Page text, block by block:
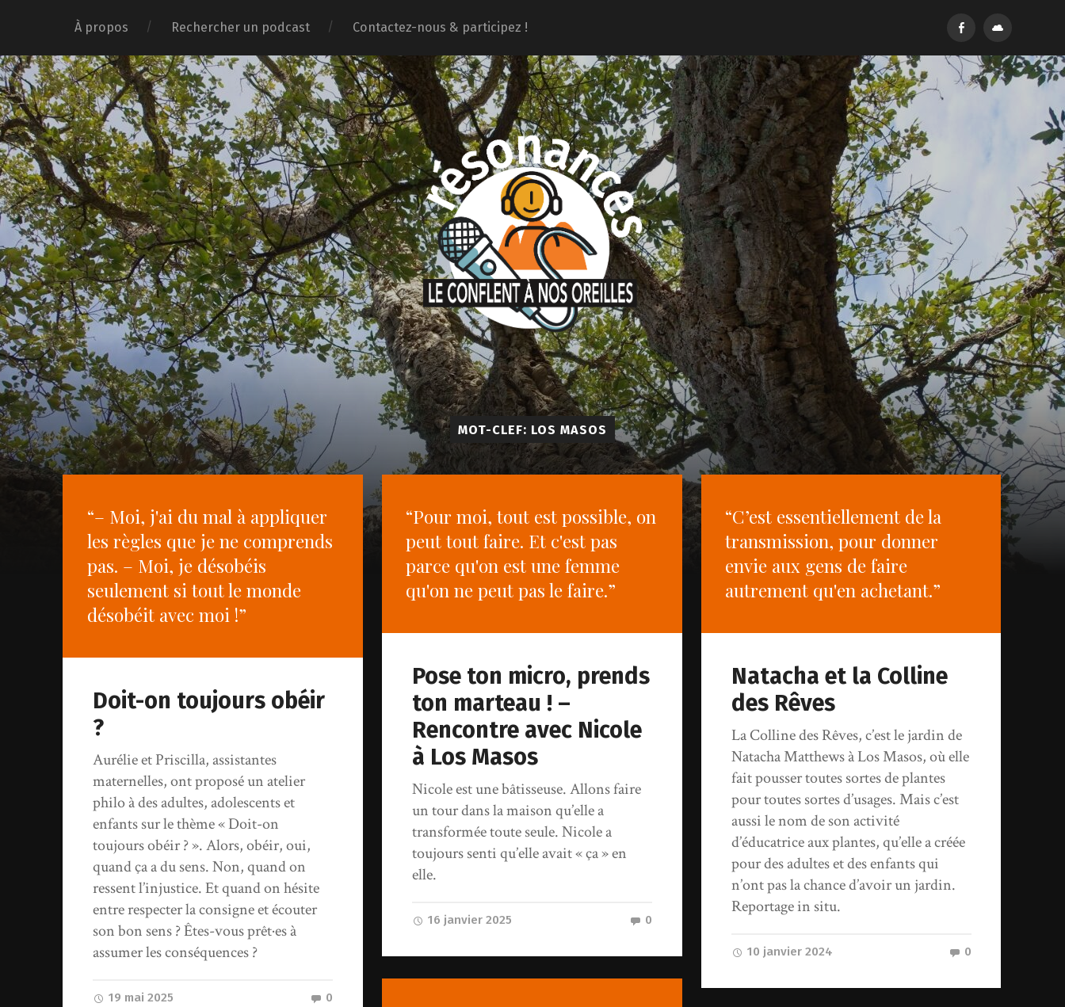
À propos Rechercher un podcast Contactez-nous & participez !
MOT-CLEF: LOS MASOS
“– Moi, j'ai du mal à appliquer
les règles que je ne comprends
pas. – Moi, je désobéis
seulement si tout le monde
désobéit avec moi !”
Doit-on toujours obéir
?
Aurélie et Priscilla, assistantes
maternelles, ont proposé un atelier
philo à des adultes, adolescents et
enfants sur le thème « Doit-on
toujours obéir ? ». Alors, obéir, oui,
quand ça a du sens. Non, quand on
ressent l’injustice. Et quand on hésite
entre respecter la consigne et écouter
son bon sens ? Êtes-vous prêt·es à
assumer les conséquences ?
19 mai 2025 0
“Pour moi, tout est possible, on
peut tout faire. Et c'est pas
parce qu'on est une femme
qu'on ne peut pas le faire.”
Pose ton micro, prends
ton marteau ! –
Rencontre avec Nicole
à Los Masos
Nicole est une bâtisseuse. Allons faire
un tour dans la maison qu’elle a
transformée toute seule. Nicole a
toujours senti qu’elle avait « ça » en
elle.
16 janvier 2025 0
“C’est essentiellement de la
transmission, pour donner
envie aux gens de faire
autrement qu'en achetant.”
Natacha et la Colline
des Rêves
La Colline des Rêves, c’est le jardin de
Natacha Matthews à Los Masos, où elle
fait pousser toutes sortes de plantes
pour toutes sortes d’usages. Mais c’est
aussi le nom de son activité
d’éducatrice aux plantes, qu’elle a créée
pour des adultes et des enfants qui
n’ont pas la chance d’avoir un jardin.
Reportage in situ.
10 janvier 2024 0